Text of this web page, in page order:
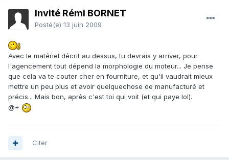
Invité Rémi BORNET
Posté(e) 13 juin 2009
Avec le matériel décrit au dessus, tu devrais y arriver, pour
l'agencement tout dépend la morphologie du moteur... Je pense
que cela va te couter cher en fourniture, et qu'il vaudrait mieux
mettre un peu plus et avoir quelquechose de manufacturé et
précis... Mais bon, après c'est toi qui voit (et qui paye lol).
@+
Citer